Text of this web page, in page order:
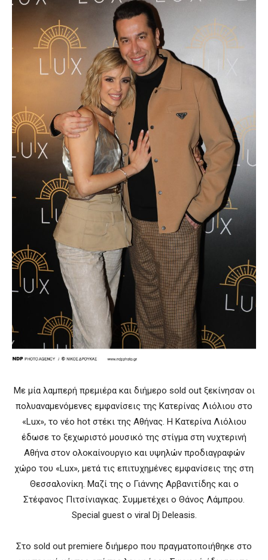
Με μία λαμπερή πρεμιέρα και διήμερο sold out ξεκίνησαν οι
πολυαναμενόμενες εμφανίσεις της Κατερίνας Λιόλιου στο
«Lux», το νέο hot στέκι της Αθήνας. Η Κατερίνα Λιόλιου
έδωσε το ξεχωριστό μουσικό της στίγμα στη νυχτερινή
Αθήνα στον ολοκαίνουργιο και υψηλών προδιαγραφών
χώρο του «Lux», μετά τις επιτυχημένες εμφανίσεις της στη
Θεσσαλονίκη. Μαζί της ο Γιάννης Αρβανιτίδης και ο
Στέφανος Πιτσίνιαγκας. Συμμετέχει ο Θάνος Λάμπρου.
Special guest o viral Dj Deleasis.
Στο sold out premiere διήμερο που πραγματοποιήθηκε στο